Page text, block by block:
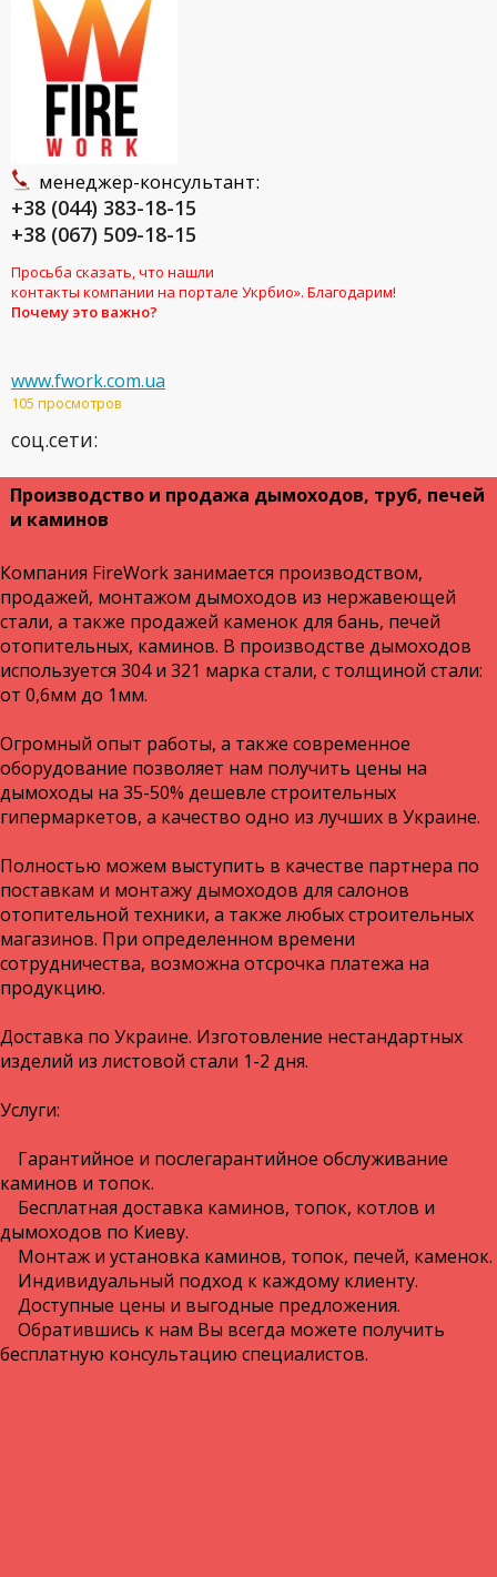
менеджер-консультант:
+38 (044) 383-18-15
+38 (067) 509-18-15
Просьба сказать, что нашли
контакты компании на портале Укрбио». Благодарим!
Почему это важно?
www.fwork.com.ua
105 просмотров
соц.сети:
Производство и продажа дымоходов, труб, печей
и каминов
Компания FireWork занимается производством,
продажей, монтажом дымоходов из нержавеющей
стали, а также продажей каменок для бань, печей
отопительных, каминов. В производстве дымоходов
используется 304 и 321 марка стали, с толщиной стали:
от 0,6мм до 1мм.
Огромный опыт работы, а также современное
оборудование позволяет нам получить цены на
дымоходы на 35-50% дешевле строительных
гипермаркетов, а качество одно из лучших в Украине.
Полностью можем выступить в качестве партнера по
поставкам и монтажу дымоходов для салонов
отопительной техники, а также любых строительных
магазинов. При определенном времени
сотрудничества, возможна отсрочка платежа на
продукцию.
Доставка по Украине. Изготовление нестандартных
изделий из листовой стали 1-2 дня.
Услуги:
Гарантийное и послегарантийное обслуживание
каминов и топок.
Бесплатная доставка каминов, топок, котлов и
дымоходов по Киеву.
Монтаж и установка каминов, топок, печей, каменок.
Индивидуальный подход к каждому клиенту.
Доступные цены и выгодные предложения.
Обратившись к нам Вы всегда можете получить
бесплатную консультацию специалистов.